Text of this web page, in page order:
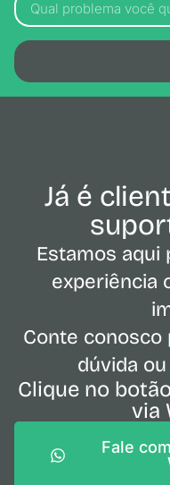
Já é
Estamos aqui
experiência
Conte conosco
dúvida
Clique no
via
Fale